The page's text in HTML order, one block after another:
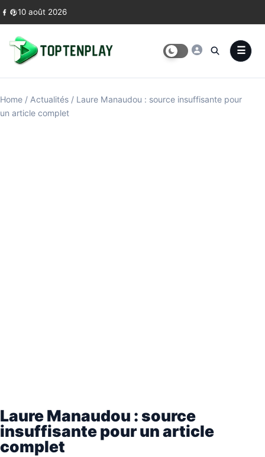
Skip to content
10 août 2026
Home / Actualités / Laure Manaudou : source insuffisante pour
un article complet
Laure Manaudou : source
insuffisante pour un article
complet